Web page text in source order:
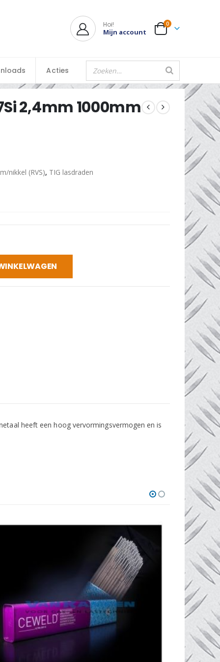
Hoi!
Mijn account
0
Acties
2,4mm 1000mm
nikkel (RVS), TIG lasdraden
heeft een hoog vervormingsvermogen en is